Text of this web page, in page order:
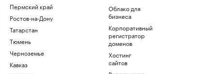
Пермский край
Ростов-на-Дону
Татарстан
Тюмень
Черноземье
Кавказ
Облако для
бизнеса
Корпоративный
регистратор
доменов
Хостинг
сайтов